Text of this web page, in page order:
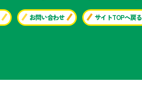
お問い合わせ サイトTOPへ戻る